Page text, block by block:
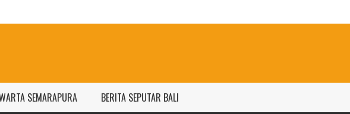
SEMARAPURA BERITA SEPUTAR BALI